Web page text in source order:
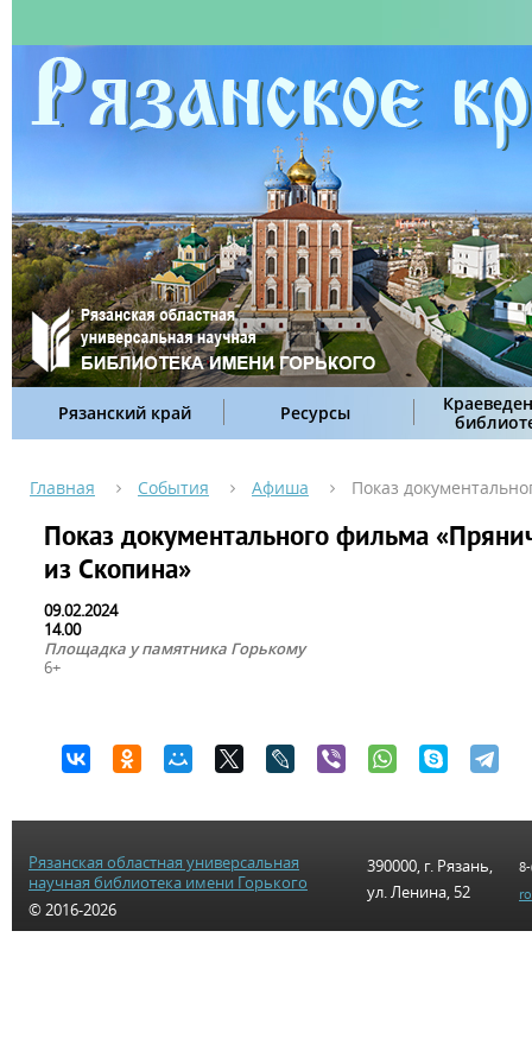
Рязанский край Ресурсы
Главная События Афиша Показ
Показ документального фильма
из Скопина»
09.02.2024
14.00
Площадка у памятника Горькому
6+
Рязанская областная универсальная
научная библиотека имени Горького
© 2016-2026
390000, г. Рязань,
ул. Ленина, 52